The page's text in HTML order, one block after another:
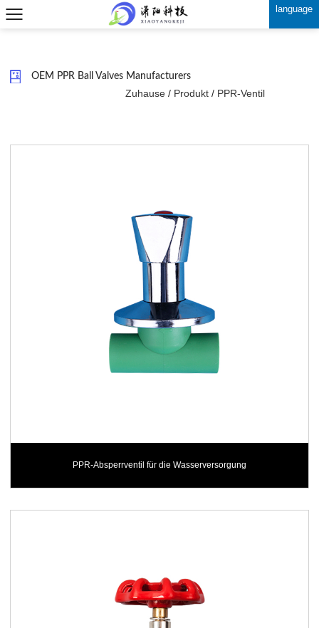
language
OEM PPR Ball Valves Manufacturers
Zuhause / Produkt / PPR-Ventil
PPR-Absperrventil für die Wasserversorgung